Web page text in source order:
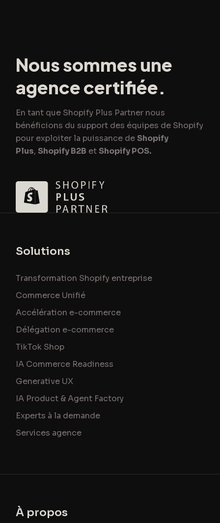
Nous sommes une
agence certifiée.
En tant que Shopify Plus Partner nous
bénéficions du support des équipes de Shopify
pour exploiter la puissance deShopify
Plus, Shopify B2B etShopify POS.
Solutions
Transformation Shopify entreprise
Commerce Unifié
Accélération e-commerce
Délégation e-commerce
TikTok Shop
IA Commerce Readiness
Generative UX
IA Product & Agent Factory
Experts à la demande
Services agence
À propos